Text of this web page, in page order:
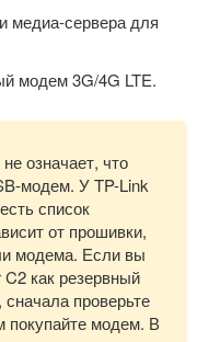
медиа-сервера для
модем 3G/4G LTE.
означает, что
модем. У TP-Link
список
от прошивки,
модема. Если вы
как резервный
проверьте
покупайте модем. В